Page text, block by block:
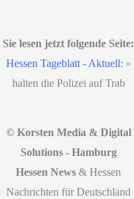
Sie lesen jetzt folgende Seite:
Hessen Tageblatt - Aktuell: »
halten die Polizei auf Trab
© Korsten Media & Digital
Solutions - Hamburg
Hessen News & Hessen
Nachrichten für Deutschland